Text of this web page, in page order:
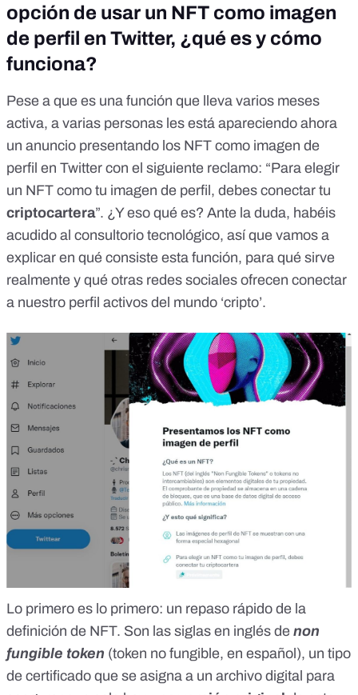
opción de usar un NFT como imagen
de perfil en Twitter, ¿qué es y cómo
funciona?
Pese a que es una función que lleva varios meses
activa, a varias personas les está apareciendo ahora
un anuncio presentando los NFT como imagen de
perfil en Twitter con el siguiente reclamo: “Para elegir
un NFT como tu imagen de perfil, debes conectar tu
criptocartera”. ¿Y eso qué es? Ante la duda, habéis
acudido al consultorio tecnológico, así que vamos a
explicar en qué consiste esta función, para qué sirve
realmente y qué otras redes sociales ofrecen conectar
a nuestro perfil activos del mundo ‘cripto’.
Lo primero es lo primero: un repaso rápido de la
definición de NFT. Son las siglas en inglés de non
fungible token (token no fungible, en español), un tipo
de certificado que se asigna a un archivo digital para